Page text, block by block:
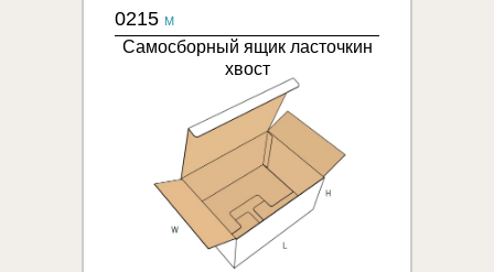
0215 M
Самосборный ящик ласточкин
хвост